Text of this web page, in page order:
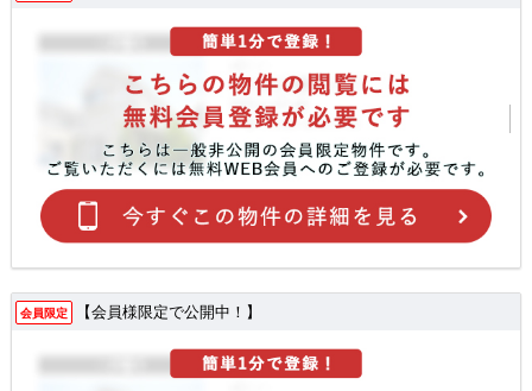
会員限定 【会員様限定で公開中！】